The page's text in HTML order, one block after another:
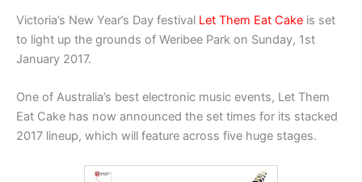
Victoria’s New Year’s Day festival Let Them Eat Cake is set
to light up the grounds of Weribee Park on Sunday, 1st
January 2017.
One of Australia’s best electronic music events, Let Them
Eat Cake has now announced the set times for its stacked
2017 lineup, which will feature across five huge stages.